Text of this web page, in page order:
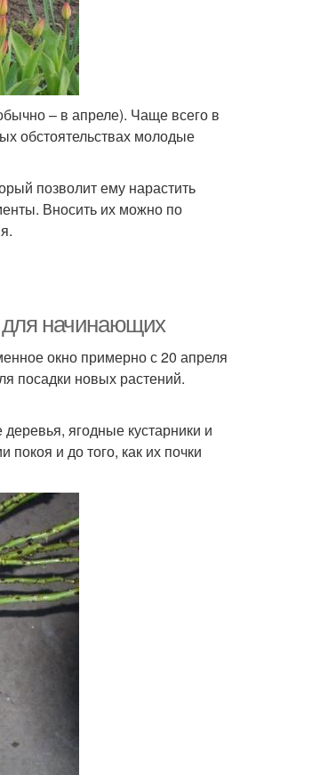
– в апреле). Чаще всего в
обстоятельствах молодые
позволит ему нарастить
Вносить их можно по
для начинающих
окно примерно с 20 апреля
посадки новых растений.
ягодные кустарники и
и до того, как их почки